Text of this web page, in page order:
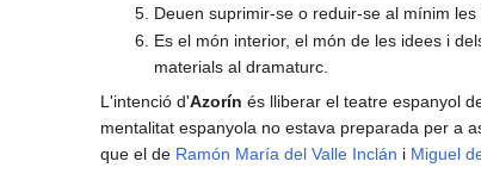
Deuen suprimir-se o reduir-se al mínim les
Es el món interior, el món de les idees i
materials al dramaturc.
L'intenció d'Azorín és lliberar el teatre espanyol
mentalitat espanyola no estava preparada per a
que el de Ramón María del Valle Inclán i Miguel